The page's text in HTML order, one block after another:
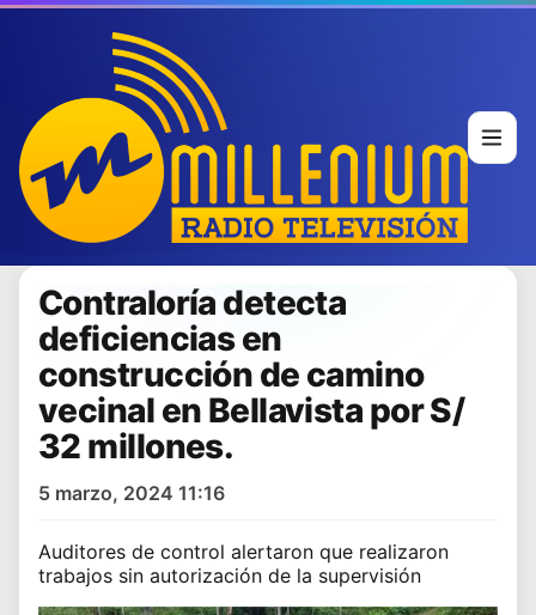
Contraloría detecta
deficiencias en
construcción de camino
vecinal en Bellavista por S/
32 millones.
5 marzo, 2024 11:16
Auditores de control alertaron que realizaron
trabajos sin autorización de la supervisión